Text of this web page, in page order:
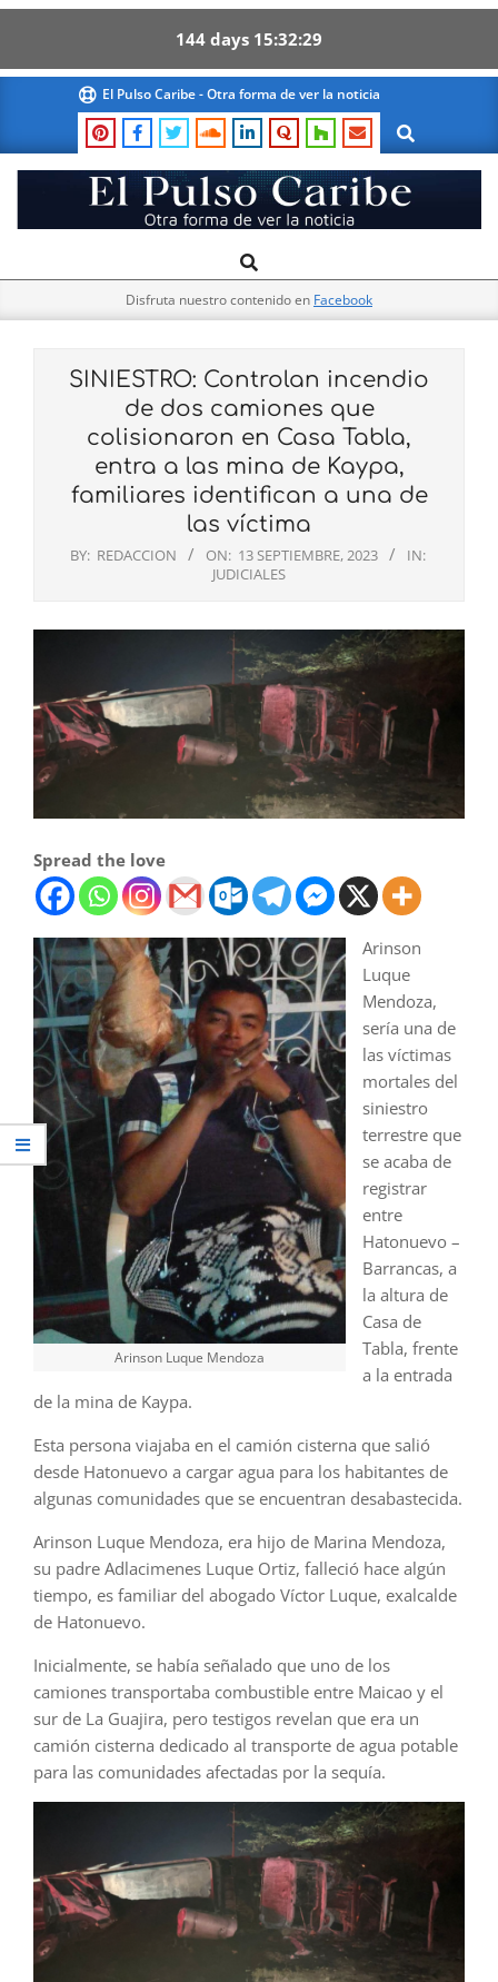
144 days 15 32 28
content
El Pulso Caribe - Otra forma de ver la noticia
Search
El
Pulso
Navigation
Search
Disfruta nuestro contenido en Facebook
SINIESTRO: Controlan incendio
de dos camiones que
colisionaron en Casa Tabla,
entra a las mina de Kaypa,
familiares identifican a una de
las víctima
BY: REDACCION ON: 13 SEPTIEMBRE, 2023
IN:
JUDICIALES
Spread the love
Arinson Luque Mendoza
Arinson
Luque
Mendoza,
sería una de
las víctimas
mortales del
siniestro
terrestre que
se acaba de
registrar
entre
Hatonuevo –
Barrancas, a
la altura de
Casa de
Tabla, frente
a la entrada
de la mina de Kaypa.
Esta persona viajaba en el camión cisterna que salió
desde Hatonuevo a cargar agua para los habitantes de
algunas comunidades que se encuentran desabastecida.
Arinson Luque Mendoza, era hijo de Marina Mendoza,
su padre Adlacimenes Luque Ortiz, falleció hace algún
tiempo, es familiar del abogado Víctor Luque, exalcalde
de Hatonuevo.
Inicialmente, se había señalado que uno de los
camiones transportaba combustible entre Maicao y el
sur de La Guajira, pero testigos revelan que era un
camión cisterna dedicado al transporte de agua potable
para las comunidades afectadas por la sequía.